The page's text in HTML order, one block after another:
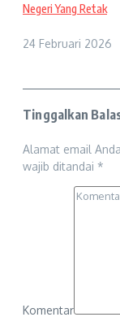
Negeri Yang Retak
24 Februari 2026
Tinggalkan
Alamat email
wajib ditandai *
Komentar